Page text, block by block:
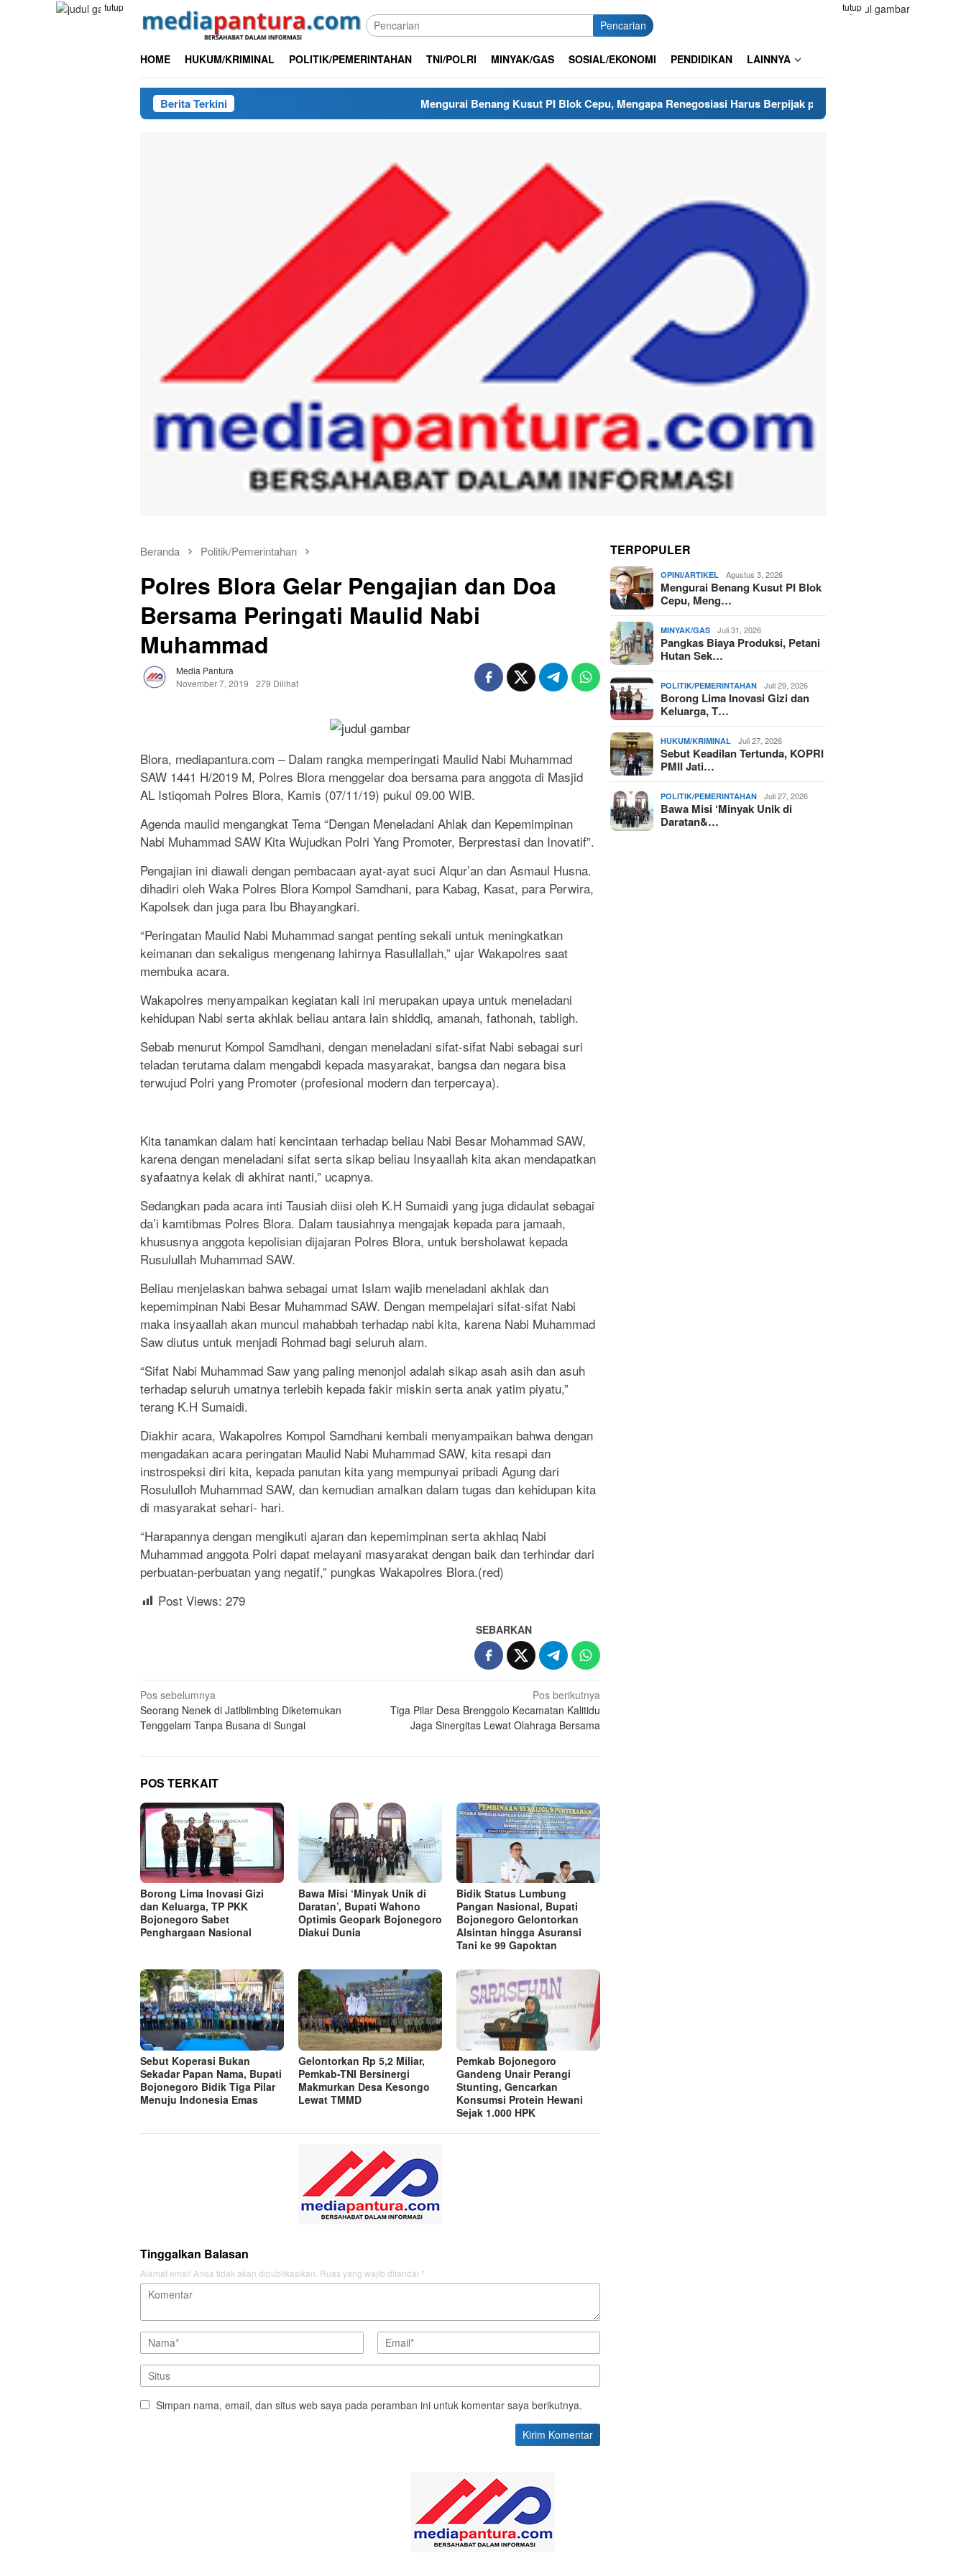
tutup tutup
Pencarian
HOME HUKUM/KRIMINAL POLITIK/PEMERINTAHAN TNI/POLRI MINYAK/GAS SOSIAL/EKONOMI PENDIDIKAN LAINNYA
Berita Terkini Mengurai Benang Kusut PI Blok Cepu, Mengapa Renegosiasi Harus Berpijak pada Keberanian Hukum?
Beranda Politik/Pemerintahan
Polres Blora Gelar Pengajian dan Doa
Bersama Peringati Maulid Nabi
Muhammad
Media Pantura
November 7, 2019
279 Dilihat
Blora, mediapantura.com – Dalam rangka memperingati Maulid Nabi Muhammad
SAW 1441 H/2019 M, Polres Blora menggelar doa bersama para anggota di Masjid
AL Istiqomah Polres Blora, Kamis (07/11/19) pukul 09.00 WIB.
Agenda maulid mengangkat Tema “Dengan Meneladani Ahlak dan Kepemimpinan
Nabi Muhammad SAW Kita Wujudkan Polri Yang Promoter, Berprestasi dan Inovatif”.
Pengajian ini diawali dengan pembacaan ayat-ayat suci Alqur’an dan Asmaul Husna.
dihadiri oleh Waka Polres Blora Kompol Samdhani, para Kabag, Kasat, para Perwira,
Kapolsek dan juga para Ibu Bhayangkari.
“Peringatan Maulid Nabi Muhammad sangat penting sekali untuk meningkatkan
keimanan dan sekaligus mengenang lahirnya Rasullallah,” ujar Wakapolres saat
membuka acara.
Wakapolres menyampaikan kegiatan kali ini merupakan upaya untuk meneladani
kehidupan Nabi serta akhlak beliau antara lain shiddiq, amanah, fathonah, tabligh.
Sebab menurut Kompol Samdhani, dengan meneladani sifat-sifat Nabi sebagai suri
teladan terutama dalam mengabdi kepada masyarakat, bangsa dan negara bisa
terwujud Polri yang Promoter (profesional modern dan terpercaya).
Kita tanamkan dalam hati kencintaan terhadap beliau Nabi Besar Mohammad SAW,
karena dengan meneladani sifat serta sikap beliau Insyaallah kita akan mendapatkan
syafaatnya kelak di akhirat nanti,” ucapnya.
Sedangkan pada acara inti Tausiah diisi oleh K.H Sumaidi yang juga didaulat sebagai
da’i kamtibmas Polres Blora. Dalam tausiahnya mengajak kepada para jamaah,
khususnya anggota kepolisian dijajaran Polres Blora, untuk bersholawat kepada
Rusulullah Muhammad SAW.
Beliau menjelaskan bahwa sebagai umat Islam wajib meneladani akhlak dan
kepemimpinan Nabi Besar Muhammad SAW. Dengan mempelajari sifat-sifat Nabi
maka insyaallah akan muncul mahabbah terhadap nabi kita, karena Nabi Muhammad
Saw diutus untuk menjadi Rohmad bagi seluruh alam.
“Sifat Nabi Muhammad Saw yang paling menonjol adalah sikap asah asih dan asuh
terhadap seluruh umatnya terlebih kepada fakir miskin serta anak yatim piyatu,”
terang K.H Sumaidi.
Diakhir acara, Wakapolres Kompol Samdhani kembali menyampaikan bahwa dengan
mengadakan acara peringatan Maulid Nabi Muhammad SAW, kita resapi dan
instrospeksi diri kita, kepada panutan kita yang mempunyai pribadi Agung dari
Rosululloh Muhammad SAW, dan kemudian amalkan dalam tugas dan kehidupan kita
di masyarakat sehari- hari.
“Harapannya dengan mengikuti ajaran dan kepemimpinan serta akhlaq Nabi
Muhammad anggota Polri dapat melayani masyarakat dengan baik dan terhindar dari
perbuatan-perbuatan yang negatif,” pungkas Wakapolres Blora.(red)
Post Views: 279
SEBARKAN
Navigasi
pos
Pos sebelumnya
Seorang Nenek di Jatiblimbing Diketemukan
Tenggelam Tanpa Busana di Sungai
Pos berikutnya
Tiga Pilar Desa Brenggolo Kecamatan Kalitidu
Jaga Sinergitas Lewat Olahraga Bersama
POS TERKAIT
Borong Lima Inovasi Gizi
dan Keluarga, TP PKK
Bojonegoro Sabet
Penghargaan Nasional
Bawa Misi ‘Minyak Unik di
Daratan’, Bupati Wahono
Optimis Geopark Bojonegoro
Diakui Dunia
Bidik Status Lumbung
Pangan Nasional, Bupati
Bojonegoro Gelontorkan
Alsintan hingga Asuransi
Tani ke 99 Gapoktan
Sebut Koperasi Bukan
Sekadar Papan Nama, Bupati
Bojonegoro Bidik Tiga Pilar
Menuju Indonesia Emas
Gelontorkan Rp 5,2 Miliar,
Pemkab-TNI Bersinergi
Makmurkan Desa Kesongo
Lewat TMMD
Pemkab Bojonegoro
Gandeng Unair Perangi
Stunting, Gencarkan
Konsumsi Protein Hewani
Sejak 1.000 HPK
Tinggalkan Balasan
Alamat email Anda tidak akan dipublikasikan. Ruas yang wajib ditandai *
Simpan nama, email, dan situs web saya pada peramban ini untuk komentar saya berikutnya.
TERPOPULER
OPINI/ARTIKEL Agustus 3, 2026
Mengurai Benang Kusut PI Blok
Cepu, Meng…
MINYAK/GAS Juli 31, 2026
Pangkas Biaya Produksi, Petani
Hutan Sek…
POLITIK/PEMERINTAHAN Juli 29, 2026
Borong Lima Inovasi Gizi dan
Keluarga, T…
HUKUM/KRIMINAL Juli 27, 2026
Sebut Keadilan Tertunda, KOPRI
PMII Jati…
POLITIK/PEMERINTAHAN Juli 27, 2026
Bawa Misi ‘Minyak Unik di
Daratan&…